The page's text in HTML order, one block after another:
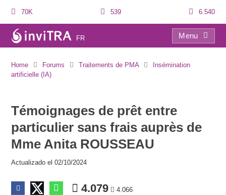
70K 539 6.540
FR
Menu
Home Forums Traitements de PMA
Insémination
artificielle (IA)
Témoignages de prêt entre
particulier sans frais auprès de
Mme Anita ROUSSEAU
Actualizado el 02/10/2024
4.079
4.066